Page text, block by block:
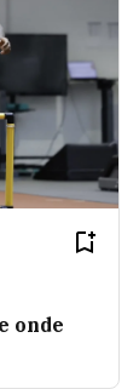
onde